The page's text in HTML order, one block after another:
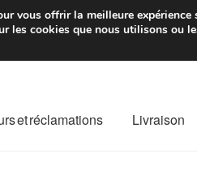
de 7 EUR
et réclamations Livraison
vous offrir la meilleure expérience
les cookies que nous utilisons ou